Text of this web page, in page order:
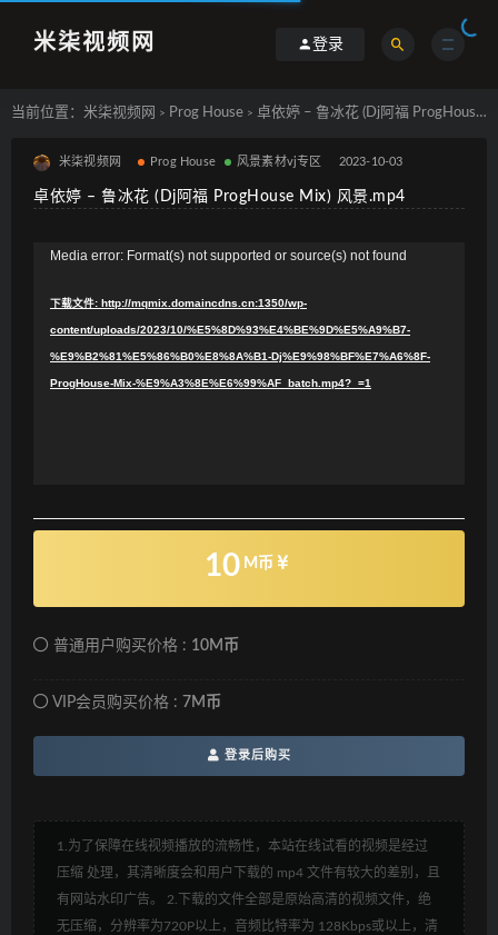
米柒视频网 登录
当前位置： 米柒视频网 > Prog House > 卓依婷 – 鲁冰花 (Dj阿福 ProgHouse Mix) 风景.mp4
米柒视频网 Prog House 风景素材vj专区 2023-10-03
卓依婷 – 鲁冰花 (Dj阿福 ProgHouse Mix) 风景.mp4
Media error: Format(s) not supported or source(s) not found
下载文件: http://mqmix.domaincdns.cn:1350/wp-
content/uploads/2023/10/%E5%8D%93%E4%BE%9D%E5%A9%B7-
%E9%B2%81%E5%86%B0%E8%8A%B1-Dj%E9%98%BF%E7%A6%8F-
ProgHouse-Mix-%E9%A3%8E%E6%99%AF_batch.mp4?_=1
10 M币
普通用户购买价格 : 10M币
VIP会员购买价格 : 7M币
登录后购买
1.为了保障在线视频播放的流畅性，本站在线试看的视频是经过
压缩 处理，其清晰度会和用户下载的 mp4 文件有较大的差别，且
有网站水印广告。 2.下载的文件全部是原始高清的视频文件，绝
无压缩，分辨率为720P以上，音频比特率为 128Kbps或以上，清